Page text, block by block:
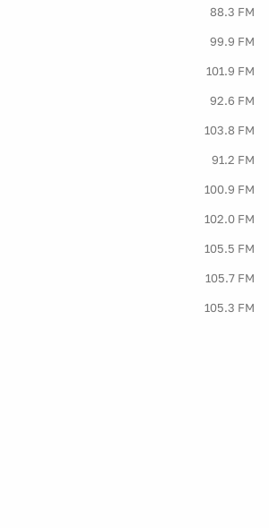
88.3 FM
99.9 FM
101.9 FM
92.6 FM
103.8 FM
91.2 FM
100.9 FM
102.0 FM
105.5 FM
105.7 FM
105.3 FM